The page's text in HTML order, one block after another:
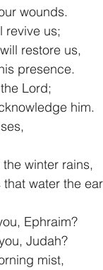
our wounds.
revive us;
will restore us,
his presence.
Lord;
acknowledge him.
winter rains,
that water the
Ephraim?
you, Judah?
mist,